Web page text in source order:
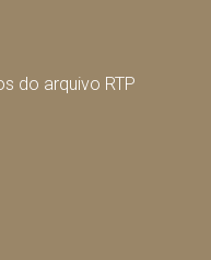
do arquivo RTP